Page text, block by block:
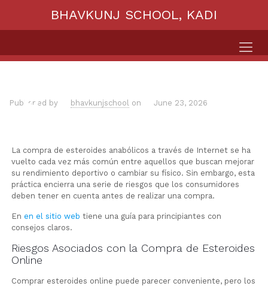
BHAVKUNJ SCHOOL, KADI
Published by bhavkunjschool on June 23, 2026
La compra de esteroides anabólicos a través de Internet se ha
vuelto cada vez más común entre aquellos que buscan mejorar
su rendimiento deportivo o cambiar su físico. Sin embargo, esta
práctica encierra una serie de riesgos que los consumidores
deben tener en cuenta antes de realizar una compra.
En en el sitio web tiene una guía para principiantes con
consejos claros.
Riesgos Asociados con la Compra de Esteroides
Online
Comprar esteroides online puede parecer conveniente, pero los